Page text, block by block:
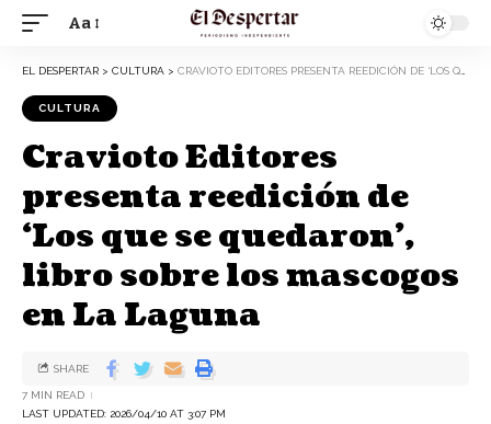
Aa
EL DESPERTAR > CULTURA > CRAVIOTO EDITORES PRESENTA REEDICIÓN DE ‘LOS QUE SE QUEDARON’, LIBRO SOBRE LOS MASCOGOS EN LA LAGUNA
CULTURA
Cravioto Editores
presenta reedición de
‘Los que se quedaron’,
libro sobre los mascogos
en La Laguna
LAST UPDATED: 2026/04/10 AT 3:07 PM
7 MIN READ
SHARE